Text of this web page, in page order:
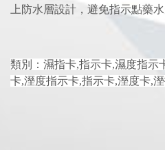
上防水層設計，避免指示點藥
類別：濕指卡,指示卡,濕度指示
卡,溼度指示卡,指示卡,溼度卡,